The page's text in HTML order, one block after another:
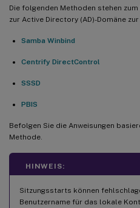
Die folgenden Methoden stehen
zur Active Directory (AD)-Domäne
Samba Winbind
Centrify DirectControl
SSSD
PBIS
Befolgen Sie die Anweisungen
Methode.
HINWEIS:
Sitzungsstarts können
Benutzername für das lokale